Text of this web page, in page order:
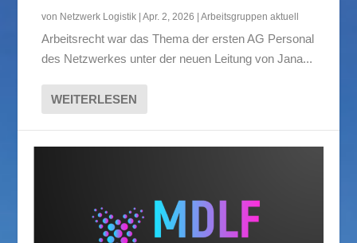
von Netzwerk Logistik |Apr. 2, 2026 |Arbeitsgruppen aktuell
Arbeitsrecht war das Thema der ersten AG Personal
des Netzwerkes unter der neuen Leitung von Jana...
WEITERLESEN